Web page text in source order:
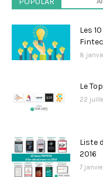
Les
8
Le
22
Liste
2016
7